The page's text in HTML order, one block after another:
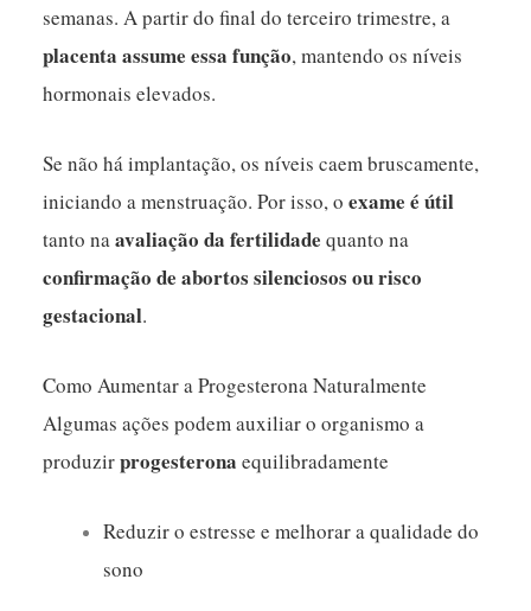
semanas. A partir do final do terceiro trimestre, a
placenta assume essa função, mantendo os níveis
hormonais elevados.
Se não há implantação, os níveis caem bruscamente,
iniciando a menstruação. Por isso, oexame é útil
tanto naavaliação da fertilidade quanto na
confirmação de abortos silenciosos ou risco
gestacional.
Como Aumentar a Progesterona Naturalmente
Algumas ações podem auxiliar o organismo a
produzirprogesterona equilibradamente
Reduzir o estresse e melhorar a qualidade do
sono